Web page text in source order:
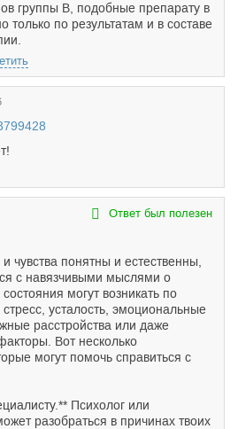
группы В, подобные препарату в
только по результатам и в составе
Ответ был полезен
чувства понятны и естественны,
с навязчивыми мыслями о
могут возникать по
усталость, эмоциональные
расстройства или даже
Вот несколько
могут помочь справиться с
Психолог или
разобраться в причинах твоих